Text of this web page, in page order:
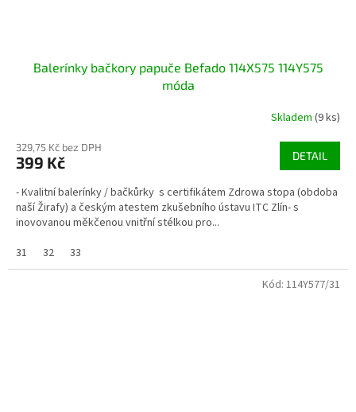
Balerínky bačkory papuče Befado 114X575 114Y575
móda
Skladem (9 ks)
329,75 Kč bez DPH
399 Kč DETAIL
- Kvalitní balerínky / bačkůrky s certifikátem Zdrowa stopa (obdoba
naší Žirafy) a českým atestem zkušebního ústavu ITC Zlín- s
inovovanou měkčenou vnitřní stélkou pro...
31
32 33
Kód: 114Y577/31